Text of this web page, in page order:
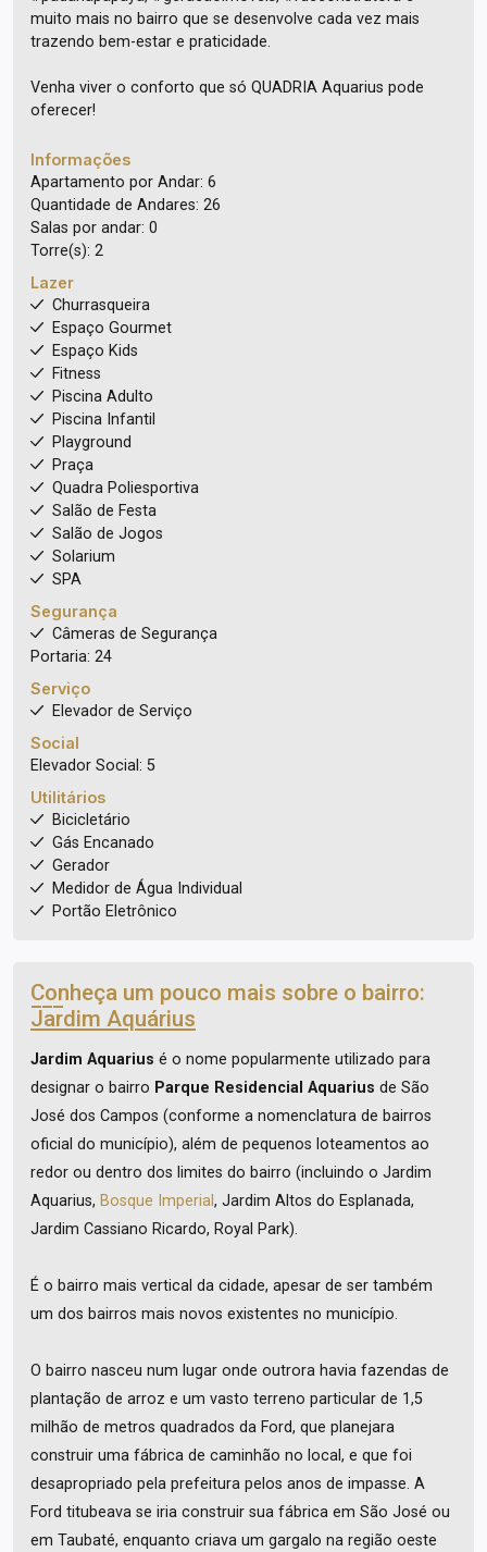
muito mais no bairro que se desenvolve cada vez mais
trazendo bem-estar e praticidade.
Venha viver o conforto que só QUADRIA Aquarius pode
oferecer!
Informações
Apartamento por Andar: 6
Quantidade de Andares: 26
Salas por andar: 0
Torre(s): 2
Lazer
Churrasqueira
Espaço Gourmet
Espaço Kids
Fitness
Piscina Adulto
Piscina Infantil
Playground
Praça
Quadra Poliesportiva
Salão de Festa
Salão de Jogos
Solarium
SPA
Segurança
Câmeras de Segurança
Portaria: 24
Serviço
Elevador de Serviço
Social
Elevador Social: 5
Utilitários
Bicicletário
Gás Encanado
Gerador
Medidor de Água Individual
Portão Eletrônico
Conheça um pouco mais sobre o bairro:
Jardim Aquárius
Jardim Aquarius é o nome popularmente utilizado para
designar o bairro Parque Residencial Aquarius de São
José dos Campos (conforme a nomenclatura de bairros
oficial do município), além de pequenos loteamentos ao
redor ou dentro dos limites do bairro (incluindo o Jardim
Aquarius, Bosque Imperial, Jardim Altos do Esplanada,
Jardim Cassiano Ricardo, Royal Park).
É o bairro mais vertical da cidade, apesar de ser também
um dos bairros mais novos existentes no município.
O bairro nasceu num lugar onde outrora havia fazendas de
plantação de arroz e um vasto terreno particular de 1,5
milhão de metros quadrados da Ford, que planejara
construir uma fábrica de caminhão no local, e que foi
desapropriado pela prefeitura pelos anos de impasse. A
Ford titubeava se iria construir sua fábrica em São José ou
em Taubaté, enquanto criava um gargalo na região oeste